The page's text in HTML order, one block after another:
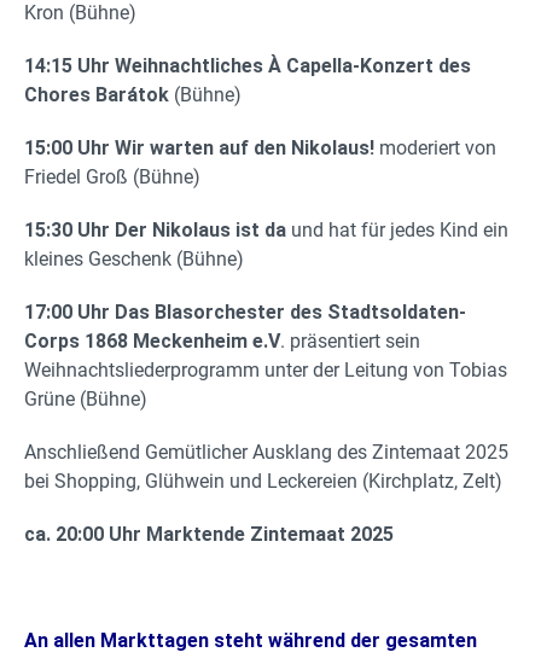
Kron (Bühne)
14:15 Uhr Weihnachtliches À Capella-Konzert des
Chores Barátok (Bühne)
15:00 Uhr Wir warten auf den Nikolaus! moderiert von
Friedel Groß (Bühne)
15:30 Uhr Der Nikolaus ist da und hat für jedes Kind ein
kleines Geschenk (Bühne)
17:00 Uhr Das Blasorchester des Stadtsoldaten-
Corps 1868 Meckenheim e.V. präsentiert sein
Weihnachtsliederprogramm unter der Leitung von Tobias
Grüne (Bühne)
Anschließend Gemütlicher Ausklang des Zintemaat 2025
bei Shopping, Glühwein und Leckereien (Kirchplatz, Zelt)
ca. 20:00 Uhr Marktende Zintemaat 2025
An allen Markttagen steht während der gesamten